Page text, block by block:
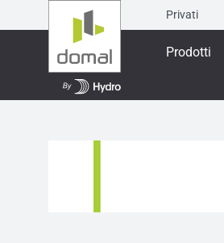
Privati
Prodotti